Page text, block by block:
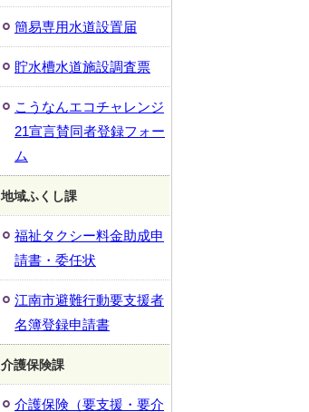
簡易専用水道設置届
貯水槽水道施設調査票
こうなんエコチャレンジ
21宣言賛同者登録フォー
ム
地域ふくし課
福祉タクシー料金助成申
請書・委任状
江南市避難行動要支援者
名簿登録申請書
介護保険課
介護保険（要支援・要介